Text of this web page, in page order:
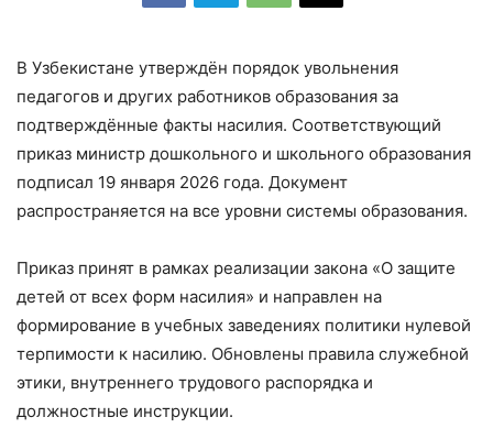
В Узбекистане утверждён порядок увольнения
педагогов и других работников образования за
подтверждённые факты насилия. Соответствующий
приказ министр дошкольного и школьного образования
подписал 19 января 2026 года. Документ
распространяется на все уровни системы образования.
Приказ принят в рамках реализации закона «О защите
детей от всех форм насилия» и направлен на
формирование в учебных заведениях политики нулевой
терпимости к насилию. Обновлены правила служебной
этики, внутреннего трудового распорядка и
должностные инструкции.